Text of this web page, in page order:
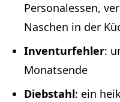
Personalessen,
Naschen in der
Inventurfehler:
Monatsende
Diebstahl: ein